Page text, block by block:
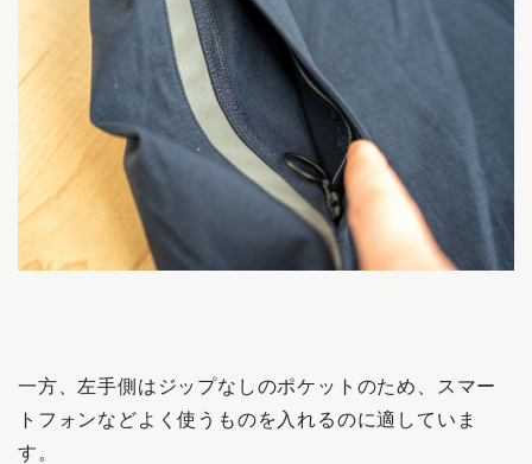
一方、左手側はジップなしのポケットのため、スマー
トフォンなどよく使うものを入れるのに適していま
す。